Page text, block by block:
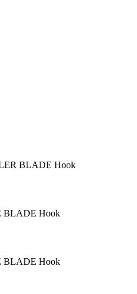
BLADE Hook
BLADE Hook
BLADE Hook